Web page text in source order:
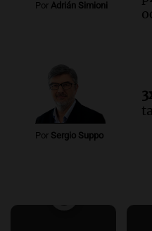
Por Adrián Simioni
Por Sergio Suppo